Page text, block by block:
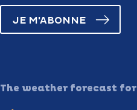
JE M'ABONNE
The weather forecast